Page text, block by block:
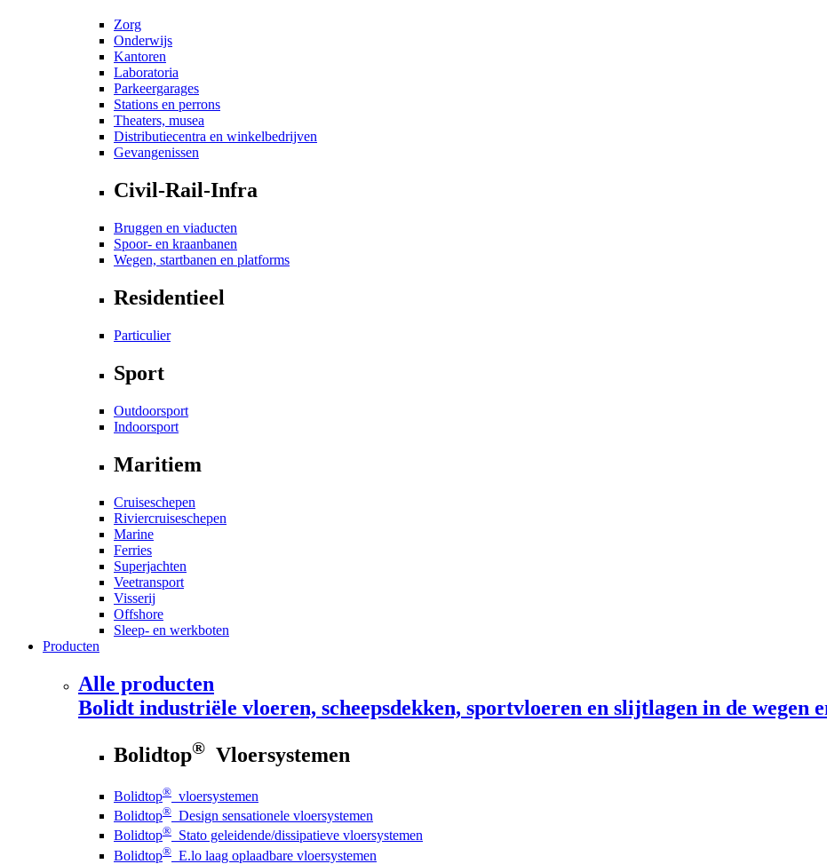
Zorg
Onderwijs
Kantoren
Laboratoria
Parkeergarages
Stations en perrons
Theaters, musea
Distributiecentra en winkelbedrijven
Gevangenissen
Civil-Rail-Infra
Bruggen en viaducten
Spoor- en kraanbanen
Wegen, startbanen en platforms
Residentieel
Particulier
Sport
Outdoorsport
Indoorsport
Maritiem
Cruiseschepen
Riviercruiseschepen
Marine
Ferries
Superjachten
Veetransport
Visserij
Offshore
Sleep- en werkboten
Producten
Alle producten
Bolidt industriële vloeren, scheepsdekken, sportvloeren en slijtlagen in de wegen
Bolidtop® Vloersystemen
Bolidtop® vloersystemen
Bolidtop® Design sensationele vloersystemen
Bolidtop® Stato geleidende/dissipatieve vloersystemen
Bolidtop® E.lo laag oplaadbare vloersystemen